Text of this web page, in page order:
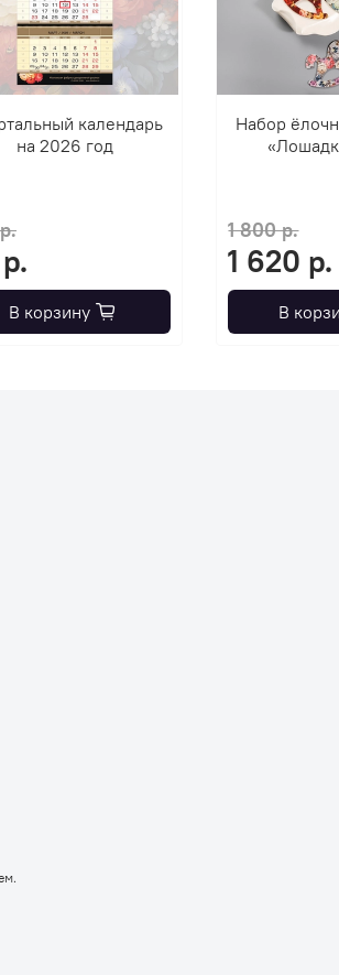
календарь
на 2026 год
В корзину
Набор
1 800 р.
1 620 р.
В
.